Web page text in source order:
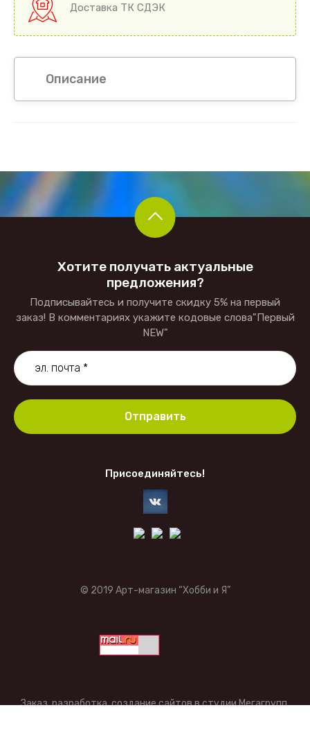
Доставка ТК СДЭК
Описание
Присоединяйтесь!
Хотите получать актуальные
предложения?
Подписывайтесь и получите скидку 5% на первый
заказ! В комментариях укажите кодовые слова"Первый
NEW"
Отправить
© 2019 Арт-магазин “Хобби и Я”
Заказ, разработка,создание сайтовв студии Мегагрупп.